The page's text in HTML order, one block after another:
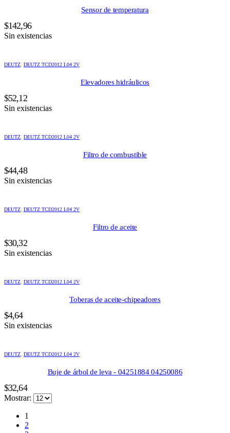
Sensor de temperatura
$142,96
Sin existencias
DEUTZ DEUTZ TCD2012 L04 2V
Elevadores hidráulicos
$52,12
Sin existencias
DEUTZ DEUTZ TCD2012 L04 2V
Filtro de combustible
$44,48
Sin existencias
DEUTZ DEUTZ TCD2012 L04 2V
Filtro de aceite
$30,32
Sin existencias
DEUTZ DEUTZ TCD2012 L04 2V
Toberas de aceite-chipeadores
$4,64
Sin existencias
DEUTZ DEUTZ TCD2012 L04 2V
Buje de árbol de leva - 04251884 04250086
$32,64
Mostrar:
1
2